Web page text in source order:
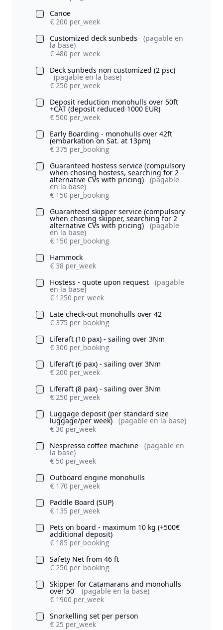
Canoe
€ 200 per_week
Customized deck sunbeds
(pagable en
la base)
€ 480 per_week
Deck sunbeds non customized (2 psc)
(pagable en la base)
€ 250 per_week
Deposit reduction monohulls over 50ft
+CAT (deposit reduced 1000 EUR)
€ 500 per_week
Early Boarding - monohulls over 42ft
(embarkation on Sat. at 13pm)
€ 375 per_booking
Guaranteed hostess service (compulsory
when chosing hostess, searching for 2
alternative CVs with pricing) (pagable
en la base)
€ 150 per_booking
Guaranteed skipper service (compulsory
when chosing skipper, searching for 2
alternative CVs with pricing) (pagable
en la base)
€ 150 per_booking
Hammock
€ 38 per_week
Hostess - quote upon request
(pagable
en la base)
€ 1250 per_week
Late check-out monohulls over 42
€ 375 per_booking
Liferaft (10 pax) - sailing over 3Nm
€ 300 per_booking
Liferaft (6 pax) - sailing over 3Nm
€ 200 per_week
Liferaft (8 pax) - sailing over 3Nm
€ 250 per_week
Luggage deposit (per standard size
luggage/per week)
(pagable en la base)
€ 30 per_week
Nespresso coffee machine
(pagable en
la base)
€ 50 per_week
Outboard engine monohulls
€ 170 per_week
Paddle Board (SUP)
€ 135 per_week
Pets on board - maximum 10 kg (+500€
additional deposit)
€ 185 per_booking
Safety Net from 46 ft
€ 250 per_booking
Skipper for Catamarans and monohulls
over 50'
(pagable en la base)
€ 1900 per_week
Snorkelling set per person
€ 25 per_week